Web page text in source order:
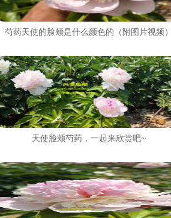
芍药天使的脸颊是什么颜色的（附图片视频）
天使脸颊芍药，一起来欣赏吧~